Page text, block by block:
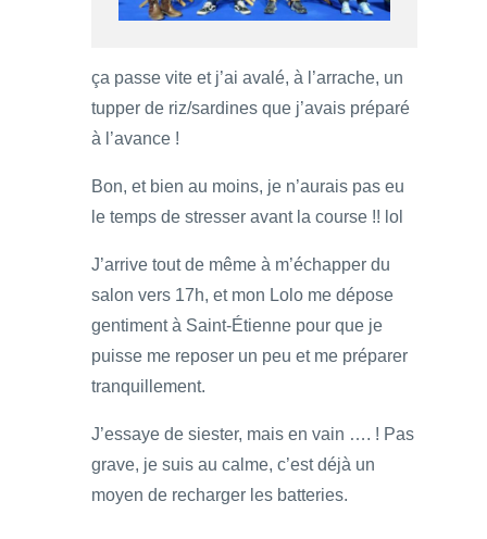
ça passe vite et j’ai avalé, à l’arrache, un
tupper de riz/sardines que j’avais préparé
à l’avance !
Bon, et bien au moins, je n’aurais pas eu
le temps de stresser avant la course !! lol
J’arrive tout de même à m’échapper du
salon vers 17h, et mon Lolo me dépose
gentiment à Saint-Étienne pour que je
puisse me reposer un peu et me préparer
tranquillement.
J’essaye de siester, mais en vain …. ! Pas
grave, je suis au calme, c’est déjà un
moyen de recharger les batteries.